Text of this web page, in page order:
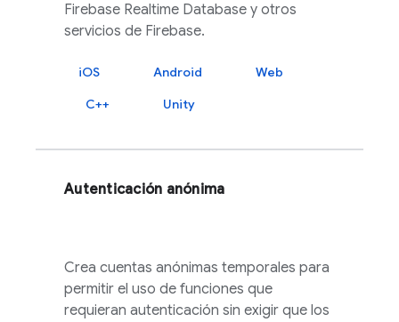
Firebase Realtime Database y otros
servicios de Firebase.
iOS Android
Web
C++
Unity
Autenticación anónima
Crea cuentas anónimas temporales para
permitir el uso de funciones que
requieran autenticación sin exigir que los